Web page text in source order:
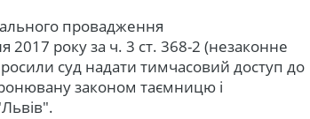
провадження
року за ч. 3 ст. 368-2 (незаконне
суд надати тимчасовий доступ до
законом таємницю і